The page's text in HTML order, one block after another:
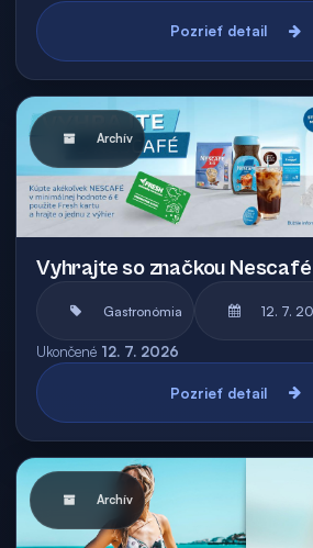
Pozrieť detail
Archív
Vyhrajte so značkou Nescafé
Gastronómia 12. 7.
Ukončené 12. 7. 2026
Pozrieť detail
Archív